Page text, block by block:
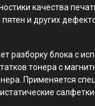
качества
и других
разборку блока с
тонера с
Применяется
салфетки.